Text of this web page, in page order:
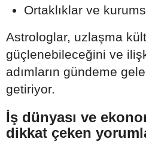
Ortaklıklar ve
Astrologlar, uzlaşma
güçlenebileceğini ve
adımların gündeme
getiriyor.
İş dünyası ve
dikkat çeken